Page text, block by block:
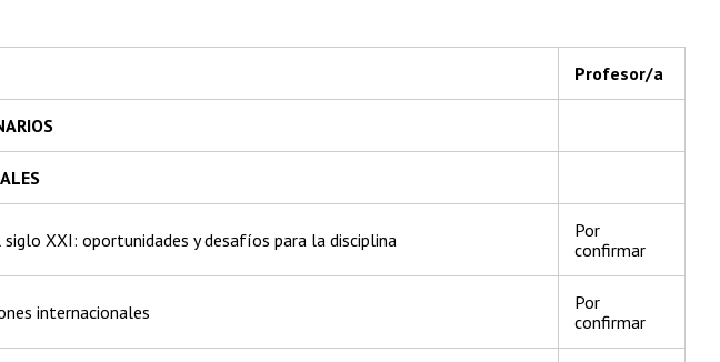
Profesor/a
XXI: oportunidades y desafíos para la disciplina
Por
confirmar
internacionales
Por
confirmar